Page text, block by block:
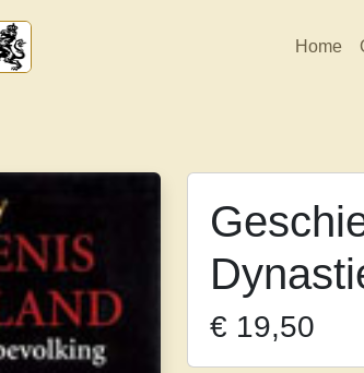
Home
€ 19,50